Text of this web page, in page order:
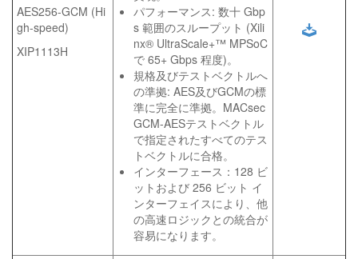
AES256-GCM (Hi
gh-speed)
XIP1113H
パフォーマンス: 数十 Gbp
s 範囲のスループット (Xili
nx® UltraScale+™ MPSoC
で 65+ Gbps 程度)。
規格及びテストベクトルへ
の準拠: AES及びGCMの標
準に完全に準拠。MACsec
GCM-AESテストベクトル
で指定されたすべてのテス
トベクトルに合格。
インターフェース：128 ビ
ットおよび 256 ビット イ
ンターフェイスにより、他
の高速ロジックとの統合が
容易になります。